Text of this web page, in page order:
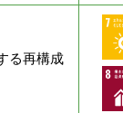
る再構成